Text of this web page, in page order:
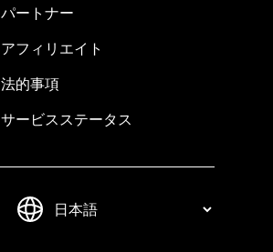
パートナー
アフィリエイト
法的事項
サービスステータス